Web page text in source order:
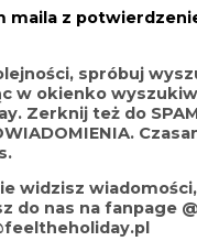
maila z
spróbuj
w okienko
Zerknij też do
widzisz wiadomości,
do nas na fanpage